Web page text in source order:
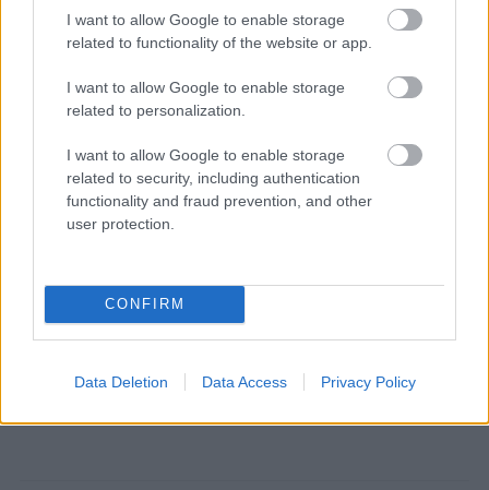
I want to allow Google to enable storage
related to functionality of the website or app.
I want to allow Google to enable storage
related to personalization.
I want to allow Google to enable storage
related to security, including authentication
functionality and fraud prevention, and other
user protection.
CONFIRM
Data Deletion Data Access Privacy Policy
in2life team
Γεννήθηκε τον Νοέμβριο του 2005, βρήκε τον δρόμο της
(μαζί με την έμπνευση) στα στενά της Αθήνας, κι από τότε
συνοικιακά κουτούκια και σε τρέντι μπαρ, και θα σου μιλήσει
με τον ίδιο ενθουσιασμό για τα ταξίδια της, τα νέα της
και τις τελευταίες τάσεις σε διατροφή και άσκηση. Υπόσχεται